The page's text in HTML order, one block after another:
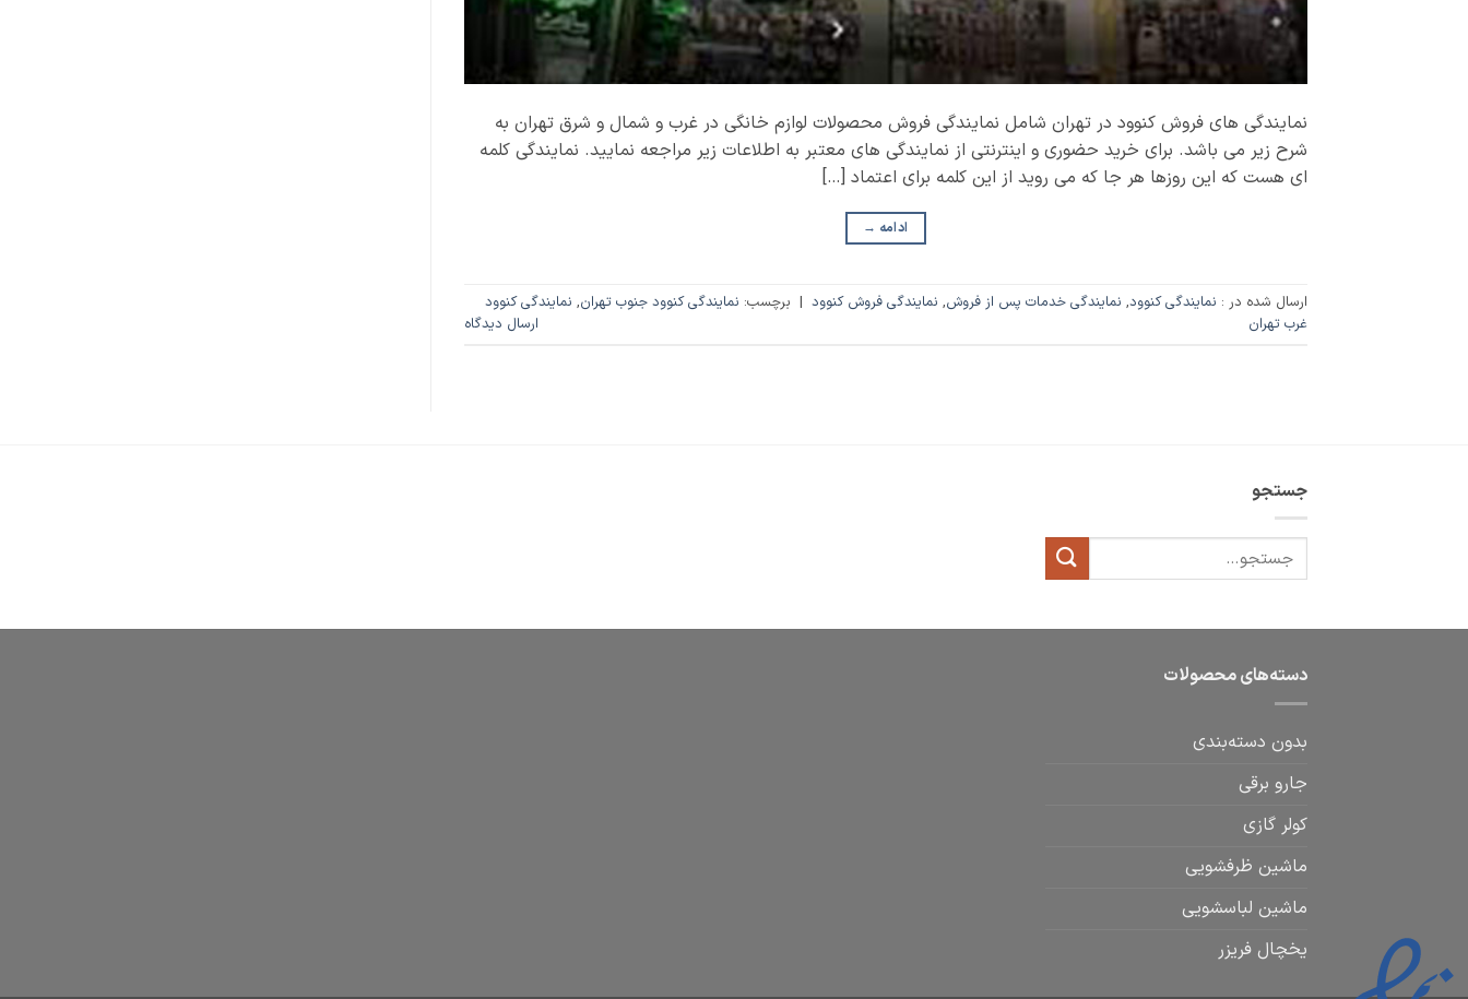
نمایندگی های فروش کنوود در تهران شامل نمایندگی فروش محصولات لوازم خانگی در غرب و شمال و شرق تهران به
شرح زیر می باشد. برای خرید حضوری و اینترنتی از نمایندگی های معتبر به اطلاعات زیر مراجعه نمایید. نمایندگی کلمه
ای هست که این روزها هر جا که می روید از این کلمه برای اعتماد […]
ادامه →
ارسال شده در : نمایندگی کنوود, نمایندگی خدمات پس از فروش, نمایندگی فروش کنوود | برچسب: نمایندگی کنوود جنوب تهران, نمایندگی کنوود
غرب تهران
ارسال دیدگاه
جستجو
دسته‌های محصولات
بدون دسته‌بندی
جارو برقی
کولر گازی
ماشین ظرفشویی
ماشین لباسشویی
یخچال فریزر